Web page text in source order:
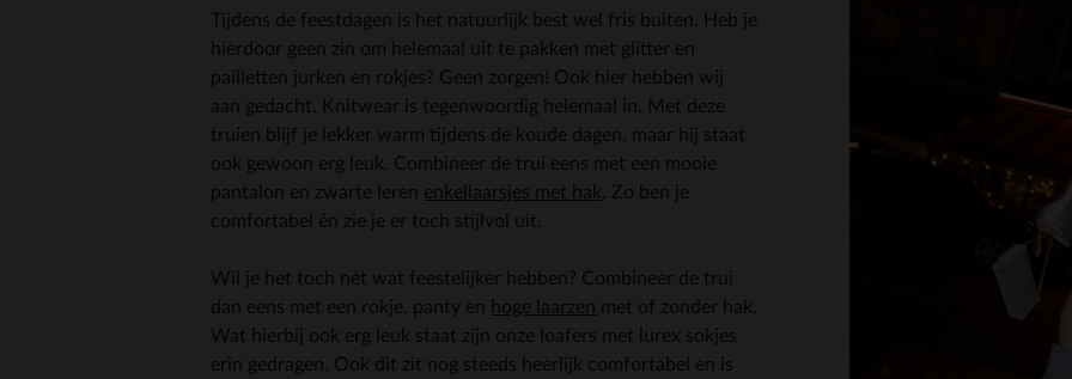
Tijdens de feestdagen is het natuurlijk best wel fris buiten. Heb je
hierdoor geen zin om helemaal uit te pakken met glitter en
pailletten jurken en rokjes? Geen zorgen! Ook hier hebben wij
aan gedacht. Knitwear is tegenwoordig helemaal in. Met deze
truien blijf je lekker warm tijdens de koude dagen, maar hij staat
ook gewoon erg leuk. Combineer de trui eens met een mooie
pantalon en zwarte leren enkellaarsjes met hak . Zo ben je
comfortabel én zie je er toch stijlvol uit.
Wil je het toch nét wat feestelijker hebben? Combineer de trui
dan eens met een rokje, panty en hoge laarzen met of zonder hak.
Wat hierbij ook erg leuk staat zijn onze loafers met lurex sokjes
erin gedragen. Ook dit zit nog steeds heerlijk comfortabel en is